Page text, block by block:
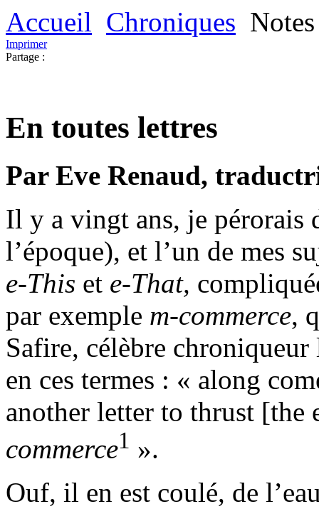
Accueil Chroniques
Imprimer
Partage :
En toutes lettres
Par Eve Renaud,
Il y a vingt ans, je pérorais
l’époque), et l’un de mes
e-This et e-That,
par exemple m-commerce,
Safire, célèbre
en ces termes : « along
another letter to thrust [the
commerce1 ».
Ouf, il en est coulé, de